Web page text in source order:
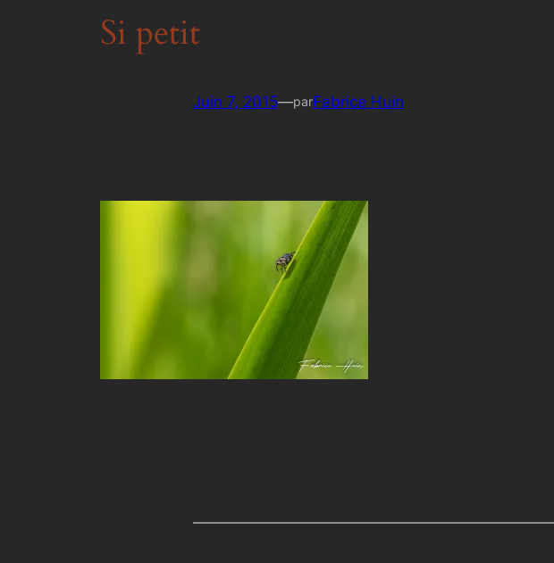
Si petit
Juin 7, 2015—parFabrice Huin